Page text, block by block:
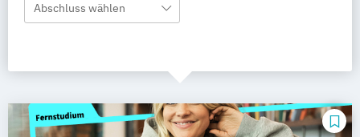
Abschluss wählen